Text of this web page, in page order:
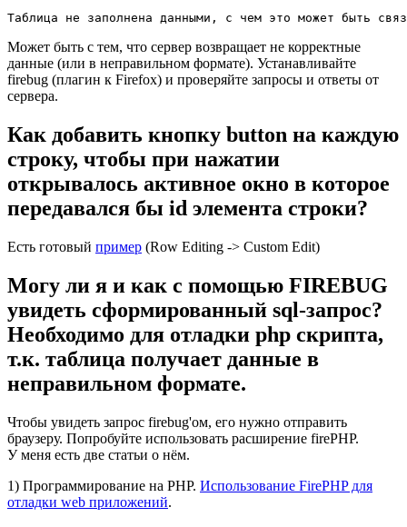
Таблица не заполнена данными, с чем это может быть
Может быть с тем, что сервер возвращает не корректные
данные (или в неправильном формате). Устанавливайте
firebug (плагин к Firefox) и проверяйте запросы и ответы от
сервера.
Как добавить кнопку button на каждую
строку, чтобы при нажатии
открывалось активное окно в которое
передавался бы id элемента строки?
Есть готовый пример (Row Editing -> Custom Edit)
Могу ли я и как с помощью FIREBUG
увидеть сформированный sql-запрос?
Необходимо для отладки php скрипта,
т.к. таблица получает данные в
неправильном формате.
Чтобы увидеть запрос firebug'ом, его нужно отправить
браузеру. Попробуйте использовать расширение firePHP.
У меня есть две статьи о нём.
1) Программирование на PHP. Использование FirePHP для
отладки web приложений.